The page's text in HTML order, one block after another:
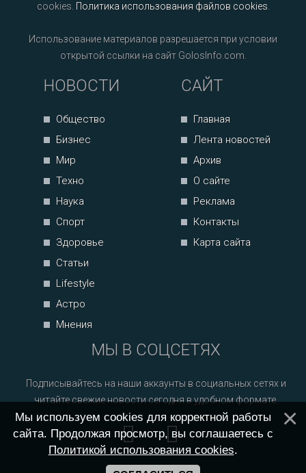
cookies. Политика использования файлов cookies
Использование материалов разрешается при условии
открытой ссылки на сайт GolosInfo.com.
НОВОСТИ
Общество
Бизнес
Мир
Техно
Наука
Спорт
Здоровье
Статьи
Lifestyle
Астро
Мнения
САЙТ
Главная
Лента новостей
Архив
О сайте
Реклама
Контакты
Карта сайта
МЫ В СОЦСЕТЯХ
Подписывайтесь на наши аккаунты в социальных сетях и
читайте свежие новости сегодня в удобном формате.
Мы используем cookies для корректной работы
сайта. Продолжая просмотр, вы соглашаетесь с
Политикой использования cookies.